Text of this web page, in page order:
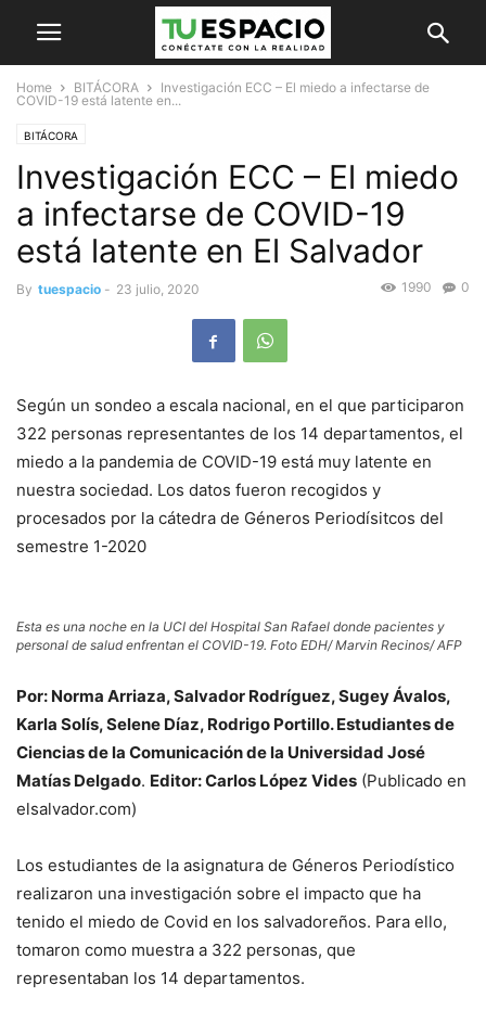
Home BITÁCORA
Investigación ECC – El miedo a infectarse de
COVID-19 está latente en...
BITÁCORA
Investigación ECC – El miedo
a infectarse de COVID-19
está latente en El Salvador
By tuespacio - 23 julio, 2020 0
1990
Según un sondeo a escala nacional, en el que participaron
322 personas representantes de los 14 departamentos, el
miedo a la pandemia de COVID-19 está muy latente en
nuestra sociedad. Los datos fueron recogidos y
procesados por la cátedra de Géneros Periodísitcos del
semestre 1-2020
Esta es una noche en la UCI del Hospital San Rafael donde pacientes y
personal de salud enfrentan el COVID-19. Foto EDH/ Marvin Recinos/ AFP
Por: Norma Arriaza, Salvador Rodríguez, Sugey Ávalos,
Karla Solís, Selene Díaz, Rodrigo Portillo. Estudiantes de
Ciencias de la Comunicación de la Universidad José
Matías Delgado. Editor: Carlos López Vides (Publicado en
elsalvador.com)
Los estudiantes de la asignatura de Géneros Periodístico
realizaron una investigación sobre el impacto que ha
tenido el miedo de Covid en los salvadoreños. Para ello,
tomaron como muestra a 322 personas, que
representaban los 14 departamentos.